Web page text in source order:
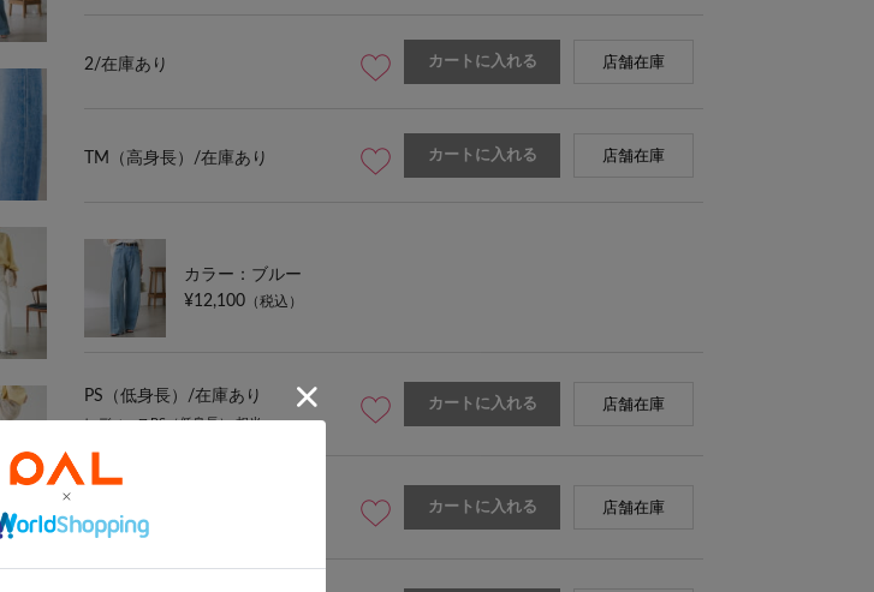
2/在庫あり カートに入れる 店舗在庫
TM（高身長）/在庫あり カートに入れる 店舗在庫
カラー：ブルー
¥12,100 （税込）
PS（低身長）/在庫あり
レディースPS（低身長） 相当
カートに入れる 店舗在庫
レディースPM（低身長） 相当
カートに入れる 店舗在庫